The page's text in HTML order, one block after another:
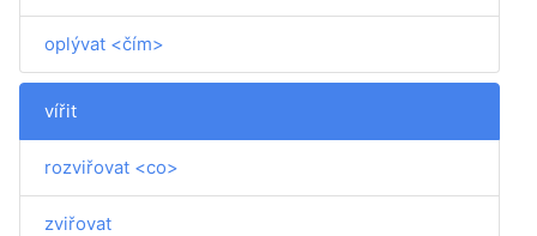
oplývat <čím>
vířit
rozviřovat <co>
zviřovat